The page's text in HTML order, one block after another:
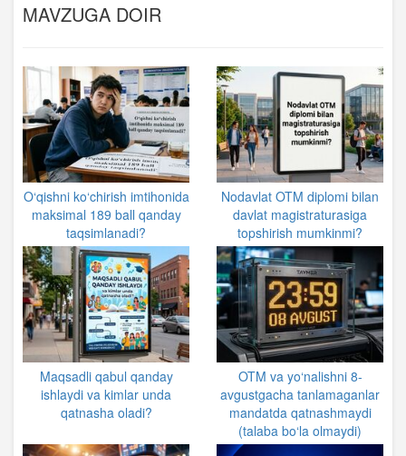
MAVZUGA DOIR
O‘qishni ko‘chirish imtihonida
maksimal 189 ball qanday
taqsimlanadi?
Nodavlat OTM diplomi bilan
davlat magistraturasiga
topshirish mumkinmi?
Maqsadli qabul qanday
ishlaydi va kimlar unda
qatnasha oladi?
OTM va yo‘nalishni 8-
avgustgacha tanlamaganlar
mandatda qatnashmaydi
(talaba bo‘la olmaydi)